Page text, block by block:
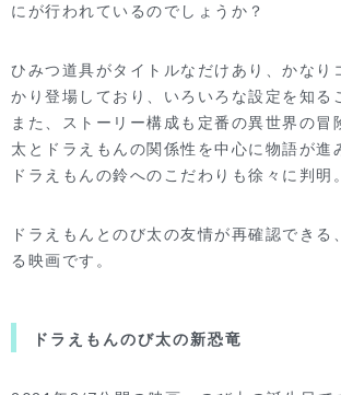
にが行われているのでしょうか？
ひみつ道具がタイトルなだけあり、かなり
かり登場しており、いろいろな設定を知る
また、ストーリー構成も定番の異世界の冒
太とドラえもんの関係性を中心に物語が進
ドラえもんの鈴へのこだわりも徐々に判明。
ドラえもんとのび太の友情が再確認できる
る映画です。
ドラえもんのび太の新恐竜